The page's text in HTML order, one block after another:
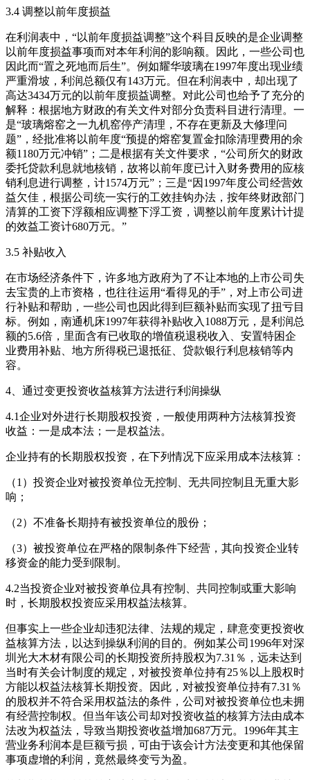
3.4 调整以前年度损益
在利润表中，“以前年度损益调整”这个科目反映的是企业调整
以前年度损益事项而对本年利润的影响额。因此，一些公司也
因此而“置之死地而后生”。例如耀华玻璃在1997年度出现业绩
严重滑坡，利润总额仅有143万元。但在利润表中，却出现了
高达3434万元的以前年度损益调整。对此公司也给予了充分的
解释：根据地方财政的有关文件对部分负责科目进行清理。一
是“玻璃熔窑之一九机窑停产清理，不存在更新及大修理问
题”，经批准将以前年度“预提的熔窑复置金扣除清理费用的余
额1180万元冲销”；二是根据有关文件要求，“公司所欠的财政
委托贷款利息就地核销，故将以前年度已计入财务费用的应核
销利息进行调整，计1574万元”；三是“因1997年度公司经营效
益欠佳，根据公司统一实行的工效挂钩办法，按年终财政部门
清算的工资下浮额相应调整下浮工资，调整以前年度累计计提
的效益工资计680万元。”
3.5 补贴收入
在市场经济条件下，许多地方政府为了不让本地的上市公司失
去宝贵的上市资格，也往往运用“看得见的手”，对上市公司进
行补贴和帮助，一些公司也因此得到巨额补贴而实现了扭亏目
标。例如，南通机床1997年获得补贴收入1088万元，是利润总
额的5.6倍，里面含有已收取的增值税退税收入、安置特困企
业费用补贴、地方所得税已退抵征、贷款银行利息核销等内
容。
4、通过变更投资收益核算方法进行利润操纵
4.1企业对外进行长期股权投资，一般使用两种方法核算投资
收益：一是成本法；一是权益法。
企业持有的长期股权投资，在下列情况下应采用成本法核算：
（1）投资企业对被投资单位无控制、无共同控制且无重大影
响；
（2）不准备长期持有被投资单位的股份；
（3）被投资单位在严格的限制条件下经营，其向投资企业转
移资金的能力受到限制。
4.2当投资企业对被投资单位具有控制、共同控制或重大影响
时，长期股权投资应采用权益法核算。
但事实上一些企业却违犯法律、法规的规定，肆意变更投资收
益核算方法，以达到操纵利润的目的。例如某公司1996年对深
圳光大木材有限公司的长期投资所持股权为7.31％，远未达到
当时有关会计制度的规定，对被投资单位持有25％以上股权时
方能以权益法核算长期投资。因此，对被投资单位持有7.31％
的股权并不符合采用权益法的条件，公司对被投资单位也未拥
有经营控制权。但当年该公司却对投资收益的核算方法由成本
法改为权益法，导致当期投资收益增加687万元。1996年其主
营业务利润本是巨额亏损，可由于该会计方法变更和其他保留
事项虚增的利润，竟然最终变亏为盈。